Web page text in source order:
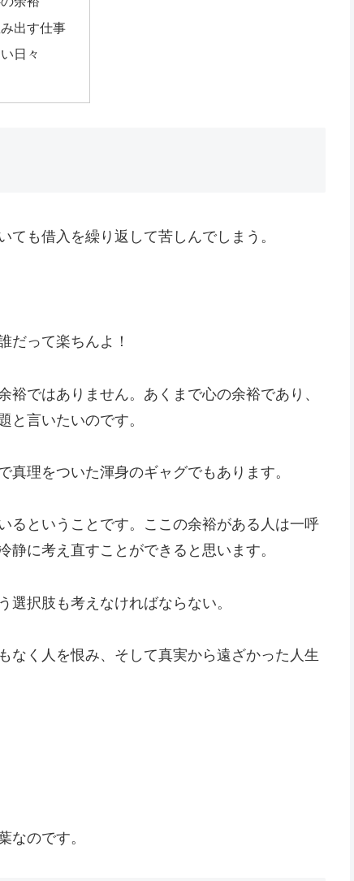
出す仕事
日々
も借入を繰り返して苦しんでしまう。
だって楽ちんよ！
ではありません。あくまで心の余裕であり、
と言いたいのです。
理をついた渾身のギャグでもあります。
るということです。ここの余裕がある人は一呼
に考え直すことができると思います。
択肢も考えなければならない。
なく人を恨み、そして真実から遠ざかった人生
なのです。